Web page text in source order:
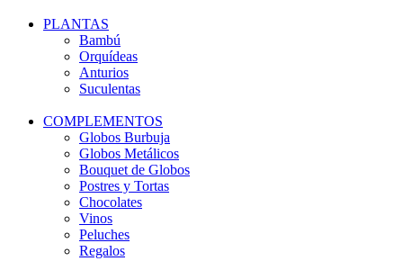
PLANTAS
Bambú
Orquídeas
Anturios
Suculentas
COMPLEMENTOS
Globos Burbuja
Globos Metálicos
Bouquet de Globos
Postres y Tortas
Chocolates
Vinos
Peluches
Regalos